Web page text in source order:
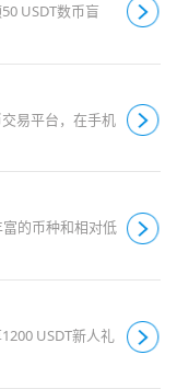
USDT数币盲
易平台，在手机
的币种和相对低
USDT新人礼